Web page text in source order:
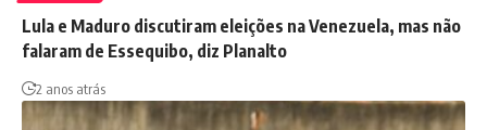
Lula e Maduro discutiram eleições na Venezuela, mas não
falaram de Essequibo, diz Planalto
2 anos atrás